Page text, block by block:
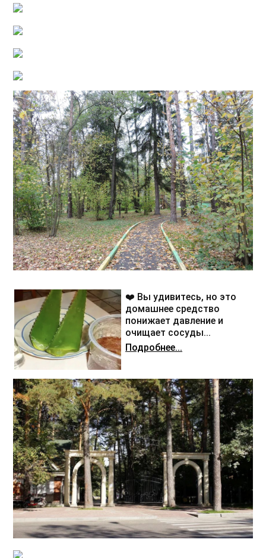
❤️ Вы удивитесь, но это
домашнее средство
понижает давление и
очищает сосуды...
Подробнее...